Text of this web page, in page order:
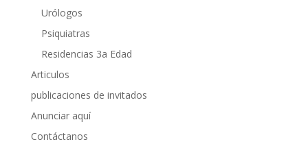
Urólogos
Psiquiatras
Residencias 3a Edad
Articulos
publicaciones de invitados
Anunciar aquí
Contáctanos